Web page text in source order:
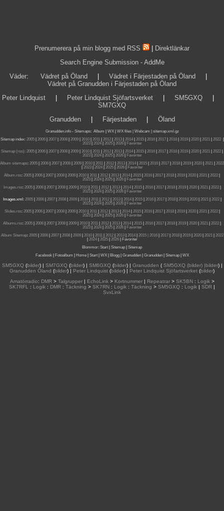
Prenumerera på min blogg med RSS
Direktlänkar
Search Engine Submission - AddMe
Väder: Vädret på Öland Vädret i Färjestaden på Öland
Vädret på Granudden i Färjestaden på Öland
Peter Lindquist
Peter Lindquist Sjöfartsverket SM5GXQ
SM7GXQ
Granudden| Färjestaden| Öland
Granudden.info- Sitemaps: Album WX WX files | Webcam |
sitemap.xml.gz
Sitemap index: 2005| 2006| 2007| 2008| 2009| 2010| 2011| 2012| 2013| 2014| 2015| 2016| 2017| 2018| 2019| 2020| 2021| 2022|
2023| 2024| 2025| 2026|
Favoriter
Sitemap (rss): 2005 2006 2007 2008 2009 2010 2011 2012 2013 2014 2015 2016 2017 2018 2019 2020 2021 2022
2023| 2024| 2025| 2026|
Favoriter
Album sitemaps: 2005 2006 2007 2008 2009 2010 2011 2012 2013 2014 2015 2016 2017 2018 2019 2020 2021
2022
2023| 2024| 2025| 2026|
Favoriter
Album.rss: 2005 2006 2007 2008 2009 2010 2011 2012 2013 2014 2015 2016 2017 2018 2019 2020 2021 2022
2023| 2024| 2025| 2026|
Favoriter
Images.rss: 2005| 2006| 2007| 2008| 2009| 2010| 2011| 2012| 2013| 2014| 2015| 2016| 2017| 2018| 2019| 2020| 2021| 2022|
2023| 2024| 2025| 2026|
Favoriter
Images.xml: 2005| 2006| 2007| 2008| 2009| 2010| 2011| 2012| 2013| 2014| 2015| 2016| 2017| 2018| 2019| 2020| 2021| 2022|
2023| 2024| 2025| 2026|
Favoriter
Slides.rss: 2005| 2006| 2007| 2008| 2009| 2010| 2011| 2012| 2013| 2014| 2015| 2016| 2017| 2018| 2019| 2020| 2021| 2022|
2023| 2024| 2025| 2026|
Favoriter
Albums.rss: 2005 2006 2007 2008 2009 2010 2011 2012 2013 2014 2015 2016 2017 2018 2019 2020 2021 2022
2023| 2024| 2025| 2026|
Favoriter
Album Sitemap: 2005| 2006| 2007| 2008| 2009| 2010| 2011| 2012| 2013| 2014| 2015 | 2016| 2017| 2018| 2019| 2020| 2021| 2022
2024| 2025| 2026|
Favoriter
Blommor: Start Sitemap
Sitemap
Facebook| Fotoalbum Home| Start| WX| Blogg| Granudden| Granudden| Sitemap| WX
SM5GXQ(bilder) | SM7GXQ(bilder) | SM6GXQ(bilder) | Granudden (SM5GXQ (bilder) |bilder) |
Granudden Öland (bilder) | Peter Lindquist (bilder) | Peter Lindquist Sjöfartsverket (bilder)
Amatörradio: DMR> Talgrupper| EchoLink> Kortnummer| Repeatrar> SK5BN: Logik>
SK7RFL
: Logik : DMR : Täckning > SK7RN : Logik : Täckning > SM5GXQ : Logik | SDR |
SvxLink